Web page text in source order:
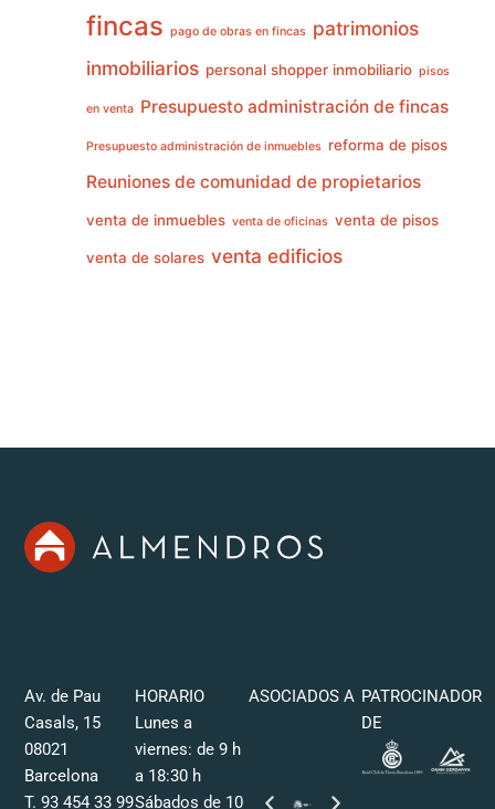
fincas pago de obras en fincas patrimonios
inmobiliarios personal shopper inmobiliario pisos
en venta Presupuesto administración de fincas
Presupuesto administración de inmuebles reforma de pisos
Reuniones de comunidad de propietarios
venta de inmuebles venta de oficinas venta de pisos
venta de solares venta edificios
Av. de Pau
Casals, 15
08021
Barcelona
T. 93 454 33 99
HORARIO
Lunes a
viernes: de 9 h
a 18:30 h
Sábados de 10
ASOCIADOS A PATROCINADOR
DE